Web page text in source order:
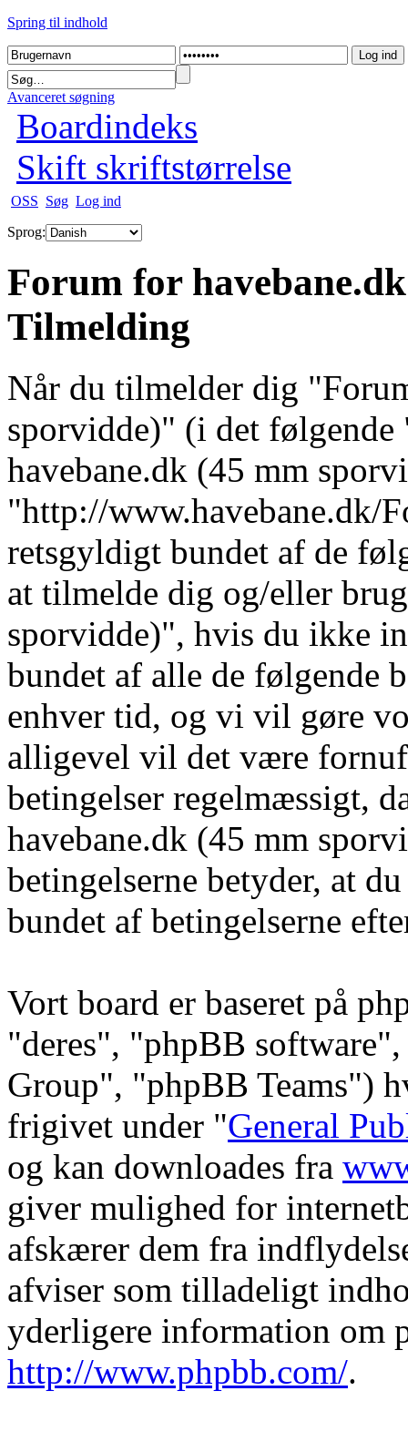
Spring til indhold
Avanceret søgning
Boardindeks
Skift skriftstørrelse
OSS Søg Log ind
Sprog:
Forum for
Tilmelding
Når du tilmelder dig
sporvidde)" (i det
havebane.dk (45 mm
"http://
retsgyldigt bundet af de
at tilmelde dig og/eller
sporvidde)", hvis du ikke
bundet af alle de følgende
enhver tid, og vi vil gøre
alligevel vil det være
betingelser regelmæssigt,
havebane.dk (45 mm
betingelserne betyder, at
bundet af betingelserne
Vort board er baseret på
"deres", "phpBB
Group", "phpBB Teams")
frigivet under "General
og kan downloades fra
giver mulighed for
afskærer dem fra
afviser som tilladeligt
yderligere information om
http://www.phpbb.com/.